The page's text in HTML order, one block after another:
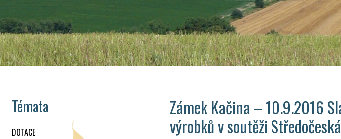
Témata
DOTACE
Zámek Kačina – 10.9.2016
výrobků v soutěži